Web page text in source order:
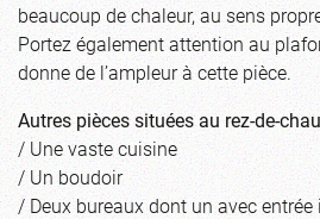
beaucoup de chaleur, au sens
Portez également attention au
donne de l’ampleur à cette pièce.
Autres pièces situées au rez-de-
/ Une vaste cuisine
/ Un boudoir
/ Deux bureaux dont un avec